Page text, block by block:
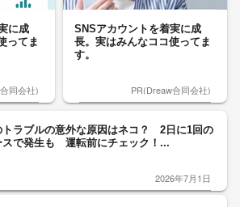
に成
ってま
同会社)
SNSアカウントを着実に成
長。実はみんなココ使ってま
す。
PR(Dreaw合同会社)
トラブルの意外な原因はネコ？ 2日に1回の
スで発生も 運転前にチェック！...
2026年7月1日